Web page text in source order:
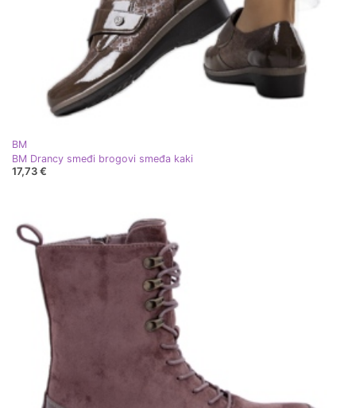
BM
BM Drancy smeđi brogovi smeđa kaki
17,73 €